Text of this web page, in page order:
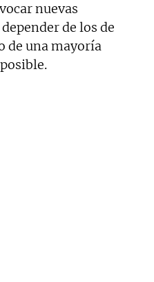
nuevas
de los de
de una mayoría